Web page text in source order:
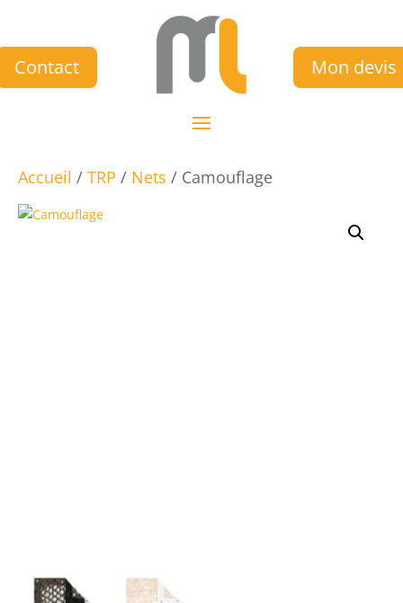
Contact Mon devis
Accueil / TRP / Nets / Camouflage